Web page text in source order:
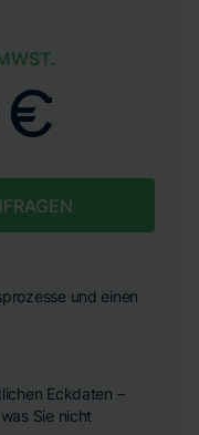
€
und einen
Eckdaten –
Sie nicht